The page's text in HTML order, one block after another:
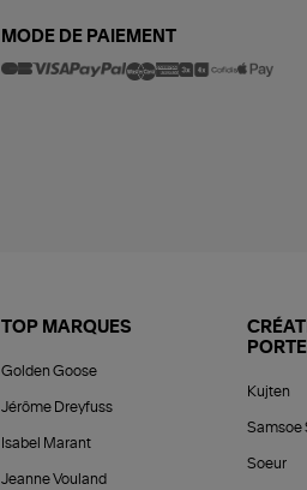
MODE DE PAIEMENT
TOP MARQUES
Golden Goose
Jérôme Dreyfuss
Isabel Marant
Jeanne Vouland
Kujten
Samsoe
Soeur